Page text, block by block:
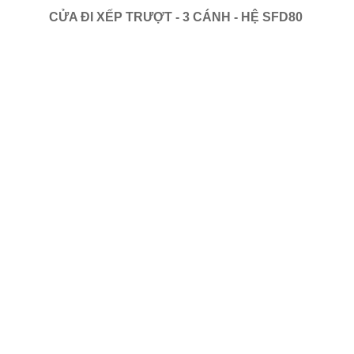
CỬA ĐI XẾP TRƯỢT - 3 CÁNH - HỆ SFD80